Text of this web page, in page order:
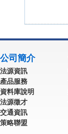
公司簡介
法源資訊
產品服務
資料庫說明
法源徵才
交通資訊
策略聯盟